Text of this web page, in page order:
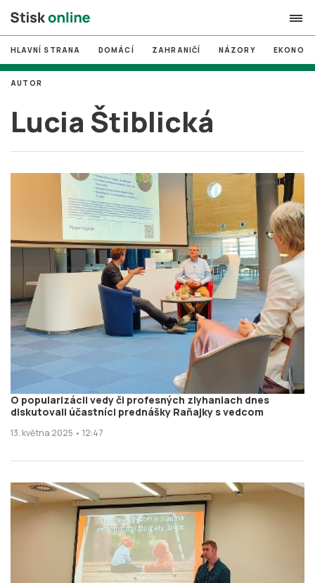
search
# MUNI
Brno
# volby
PŘIHLÁSIT SE
Zapomněli jste heslo?
Založit nový účet
HLAVNÍ STRANA DOMÁCÍ ZAHRANIČÍ NÁZORY
Lucia Štiblická
AUTOR
O popularizácii vedy či profesných zlyhaniach dnes
diskutovali účastníci prednášky Raňajky s vedcom
13. května 2025 • 12:47